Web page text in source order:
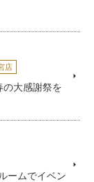
店
大感謝祭を
ームでイベン